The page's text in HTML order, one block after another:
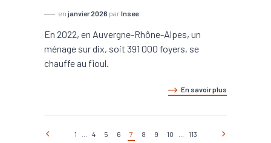
en janvier 2026 par Insee
En 2022, en Auvergne-Rhône-Alpes, un
ménage sur dix, soit 391 000 foyers, se
chauffe au fioul.
En savoir plus
1 4 5 6 7 8 9 10 113